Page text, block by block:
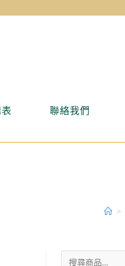
聯絡我們
>